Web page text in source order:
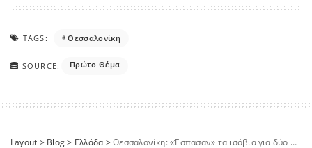
TAGS: Θεσσαλονίκη
SOURCE: Πρώτο Θέμα
Layout > Blog> Ελλάδα>Θεσσαλονίκη: «Έσπασαν» τα ισόβια για δύο από τα αδέλφια που σκότωσαν τον 45χρονο ιδιοκτήτη ψητοπωλείου